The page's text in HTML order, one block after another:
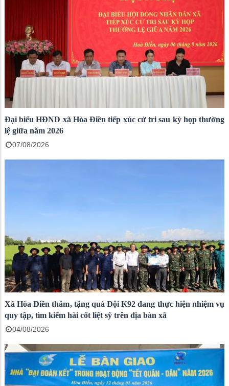
Đại biểu HĐND xã Hòa Điền tiếp xúc cử tri sau kỳ họp thường
lệ giữa năm 2026
07/08/2026
Xã Hòa Điền thăm, tặng quà Đội K92 đang thực hiện nhiệm vụ
quy tập, tìm kiếm hài cốt liệt sỹ trên địa bàn xã
04/08/2026